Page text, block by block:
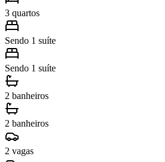
3 quartos
Sendo 1 suíte
Sendo 1 suíte
2 banheiros
2 banheiros
2 vagas